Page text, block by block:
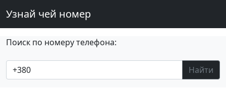
Узнай чей номер
Поиск по номеру телефона:
Найти